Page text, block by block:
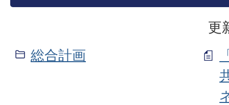
更
総合計画